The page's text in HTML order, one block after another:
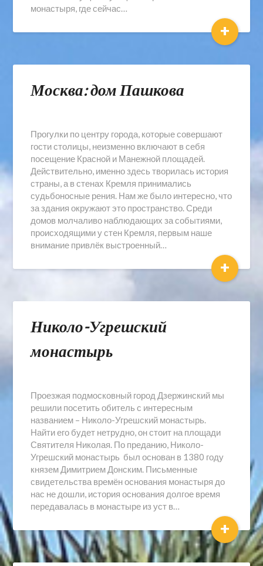
монастыря, где сейчас…
+
Москва: дом Пашкова
Прогулки по центру города, которые совершают
гости столицы, неизменно включают в себя
посещение Красной и Манежной площадей.
Действительно, именно здесь творилась история
страны, а в стенах Кремля принимались
судьбоносные рения. Нам же было интересно, что
за здания окружают это пространство. Среди
домов молчаливо наблюдающих за событиями,
происходящими у стен Кремля, первым наше
внимание привлёк выстроенный…
+
Николо-Угрешский
монастырь
Проезжая подмосковный город Дзержинский мы
решили посетить обитель с интересным
названием – Николо-Угрешский монастырь.
Найти его будет нетрудно, он стоит на площади
Святителя Николая. По преданию, Николо-
Угрешский монастырь был основан в 1380 году
князем Димитрием Донским. Письменные
свидетельства времён основания монастыря до
нас не дошли, история основания долгое время
передавалась в монастыре из уст в…
+